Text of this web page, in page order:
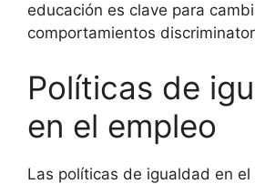
educación es clave para
comportamientos
Políticas de
en el empleo
Las políticas de igualdad en el